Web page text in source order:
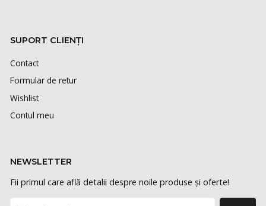
SUPORT CLIENȚI
Contact
Formular de retur
Wishlist
Contul meu
NEWSLETTER
Fii primul care află detalii despre noile produse și oferte!